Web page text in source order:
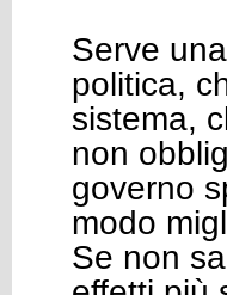
Serve
politica,
sistema,
non
governo
modo
Se non